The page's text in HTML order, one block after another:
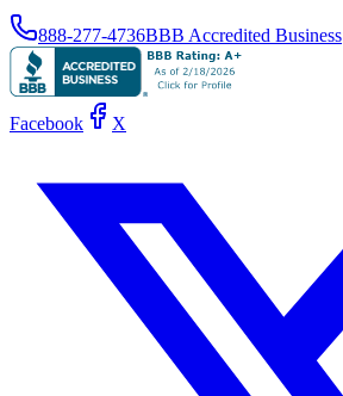
888-277-4736BBB Accredited Business
Facebook X